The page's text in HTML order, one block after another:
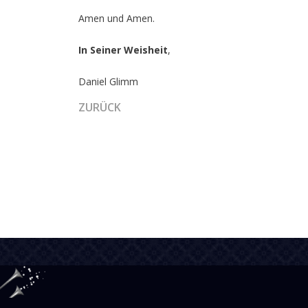
Amen und Amen.
In Seiner Weisheit,
Daniel Glimm
VORHERIGER BEITRAG: DIE AUSGIESSUNG
ZURÜCK